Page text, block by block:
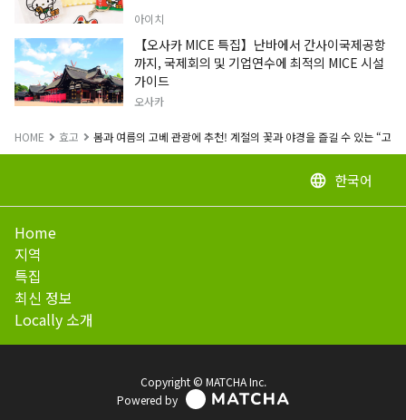
아이치
【오사카 MICE 특집】난바에서 간사이국제공항
까지, 국제회의 및 기업연수에 최적의 MICE 시설
가이드
오사카
HOME 효고 봄과 여름의 고베 관광에 추천! 계절의 꽃과 야경을 즐길 수 있는 “고베
language 한국어
Home
지역
특집
최신 정보
Locally 소개
Copyright © MATCHA Inc.
Powered by